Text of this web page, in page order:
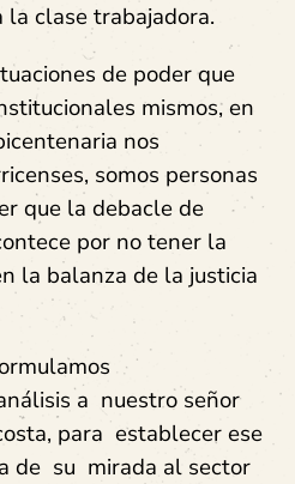
la clase trabajadora.
de poder que
mismos, en
nos
somos personas
que la debacle de
por no tener la
la balanza de la justicia
a nuestro señor
para establecer ese
de su mirada al sector